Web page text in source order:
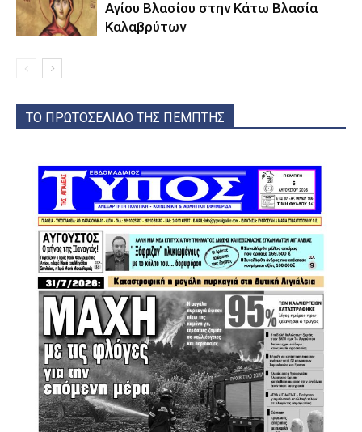
Αγίου Βλασίου στην Κάτω Βλασία
Καλαβρύτων
ΤΟ ΠΡΩΤΟΣΕΛΙΔΟ ΤΗΣ ΠΕΜΠΤΗΣ